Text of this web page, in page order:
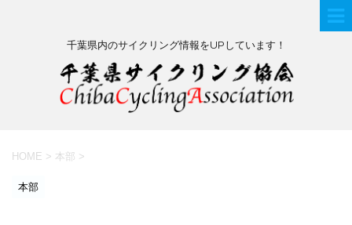
千葉県内のサイクリング情報をUPしています！
HOME > 本部 >
本部